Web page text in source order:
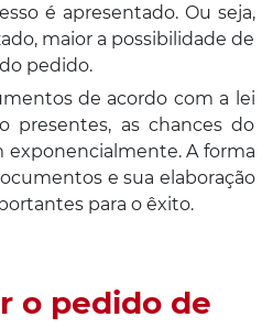
é apresentado. Ou seja,
maior a possibilidade de
pedido.
de acordo com a lei
presentes, as chances do
A forma
e sua elaboração
para o êxito.
o pedido de